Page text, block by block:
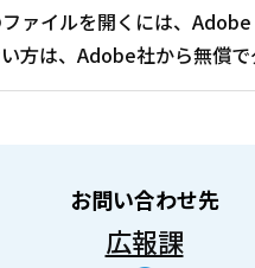
ァイルを開くには、
方は、Adobe社から無償で
お問い合わせ先
広報課